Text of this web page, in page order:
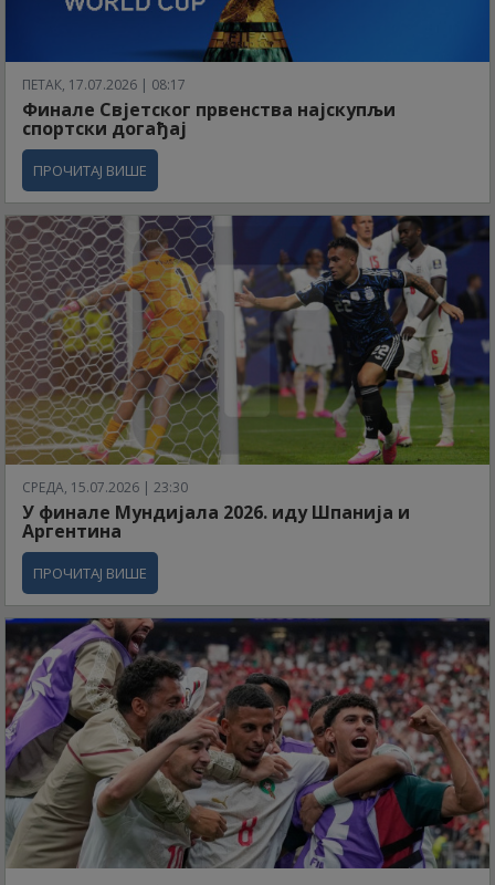
ПЕТАК, 17.07.2026 | 08:17
Финале Свјетског првенства најскупљи
спортски догађај
ПРОЧИТАЈ ВИШЕ
СРЕДА, 15.07.2026 | 23:30
У финале Мундијала 2026. иду Шпанија и
Аргентина
ПРОЧИТАЈ ВИШЕ